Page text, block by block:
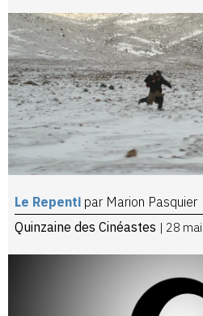
Le Repenti par Marion Pasquier
Quinzaine des Cinéastes | 28 mai